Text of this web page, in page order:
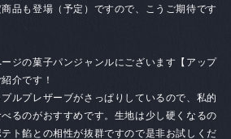
品も登場（予定）ですので、こうご期待です
ジの菓子パンジャンルにございます【アップ
介です！
ルプレザーブがさっぱりしているので、私的
るのがおすすめです。生地は少し硬くなるの
ト餡との相性が抜群ですので是非お試しくだ